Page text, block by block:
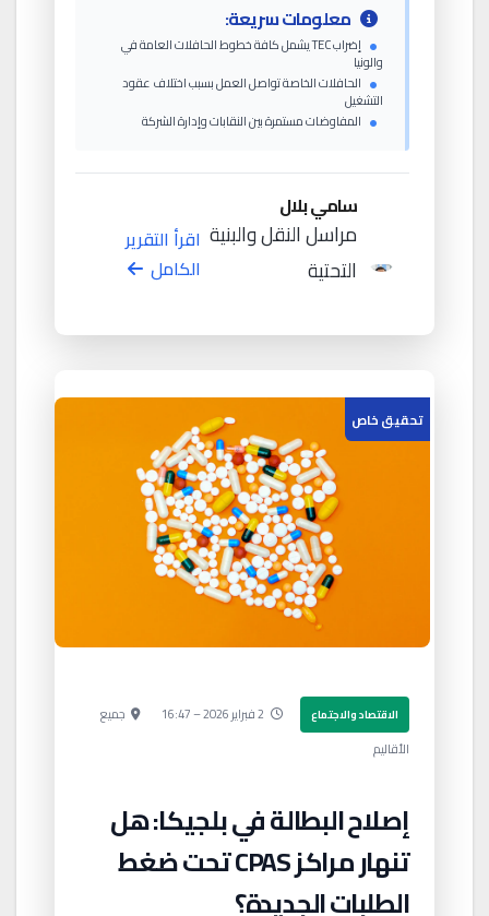
معلومات سريعة:
إضراب TEC يشمل كافة خطوط الحافلات العامة في
والونيا
الحافلات الخاصة تواصل العمل بسبب اختلاف عقود
التشغيل
المفاوضات مستمرة بين النقابات وإدارة الشركة
سامي بلال
مراسل النقل والبنية
التحتية
اقرأ التقرير
الكامل
تحقيق خاص
الاقتصاد والاجتماع
جميع
الأقاليم
إصلاح البطالة في بلجيكا: هل
تنهار مراكز CPAS تحت ضغط
الطلبات الجديدة؟